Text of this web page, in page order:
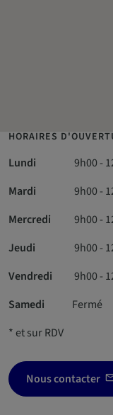
HORAIRES
Lundi
9h00 -
Mardi
9h00 -
Mercredi
9h00 -
Jeudi
9h00 -
Vendredi
9h00 -
Samedi
Fermé
* et sur RDV
Nous contacter